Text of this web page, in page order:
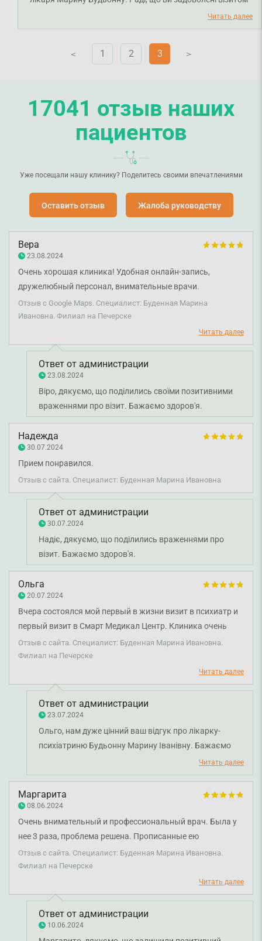
Читать далее
V 1 2 3 V
17041 отзыв наших
пациентов
Уже посещали нашу клинику? Поделитесь своими впечатлениями
Оставить отзыв Жалоба руководству
Вера
23.08.2024
Очень хорошая клиника! Удобная онлайн-запись,
дружелюбный персонал, внимательные врачи.
Благодарю врача Буденную за ее помощь. Рекомендую)
Отзыв с Google Maps. Специалист: Буденная Марина
Ивановна. Филиал на Печерске
Читать далее
Ответ от администрации
23.08.2024
Віро, дякуємо, що поділились своїми позитивними
враженнями про візит. Бажаємо здоров'я.
Надежда
30.07.2024
Прием понравился.
Отзыв с сайта. Специалист: Буденная Марина Ивановна
Ответ от администрации
30.07.2024
Надіє, дякуємо, що поділились враженнями про
візит. Бажаємо здоров'я.
Ольга
20.07.2024
Вчера состоялся мой первый в жизни визит в психиатр и
первый визит в Смарт Медикал Центр. Клиника очень
современная, аккуратная, с приветливым персоналом.
Можно даже чай/кофе себе бесплатно сделать :)
Относительно Буденной Марины Ивановны очень
приятный внимательный врач. Мы пообщались в
спокойной дружеской обстановке, мне был установлен
диагноз, прописан лекарство. Я осталась довольна
визитом) После этого у меня поднялось настроение.
Отзыв с сайта. Специалист: Буденная Марина Ивановна.
Филиал на Печерске
Читать далее
Ответ от администрации
23.07.2024
Ольго, нам дуже цінний ваш відгук про лікарку-
психіатриню Будьонну Марину Іванівну. Бажаємо
Читать далее
Маргарита
08.06.2024
Очень внимательный и профессиональный врач. Была у
нее 3 раза, проблема решена. Прописанные ею
медикаменты сработали. Клиника тоже ок, проблем не
было.
Отзыв с сайта. Специалист: Буденная Марина Ивановна.
Филиал на Печерске
Читать далее
Ответ от администрации
10.06.2024